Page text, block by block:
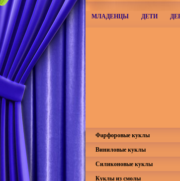
МЛАДЕНЦЫ ДЕТИ
Фарфоровые куклы
Виниловые куклы
Силиконовые куклы
Куклы из смолы